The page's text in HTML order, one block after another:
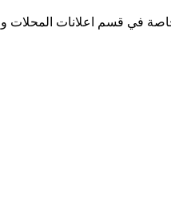
في قسم اعلانات المحلات